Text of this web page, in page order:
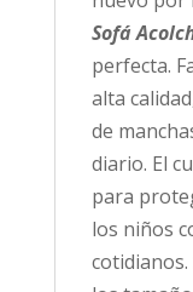
Sofá
perfecta.
alta
de
diario. El
para
los niños
cotidianos.